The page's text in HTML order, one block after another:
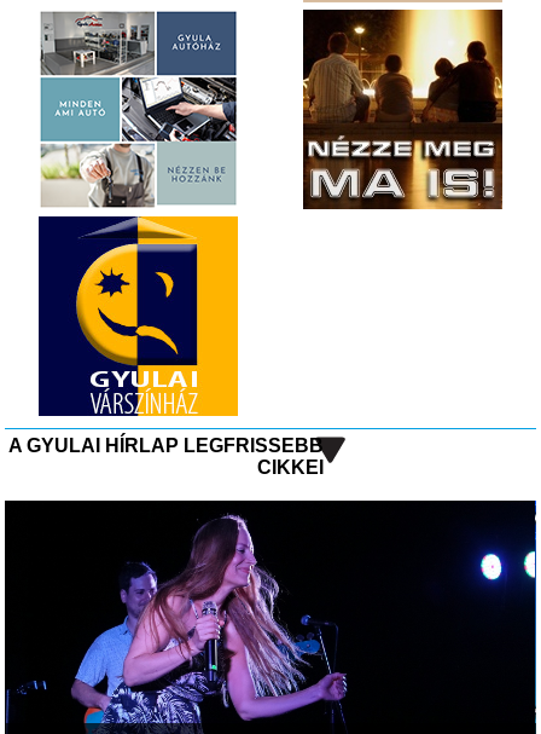
A GYULAI HÍRLAP LEGFRISSEBB
CIKKEI